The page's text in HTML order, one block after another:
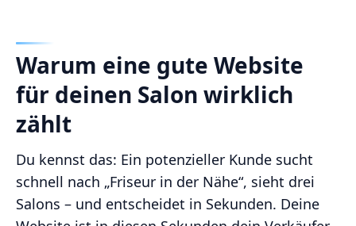
Warum eine gute Website
für deinen Salon wirklich
zählt
Du kennst das: Ein potenzieller Kunde sucht
schnell nach „Friseur in der Nähe“, sieht drei
Salons – und entscheidet in Sekunden. Deine